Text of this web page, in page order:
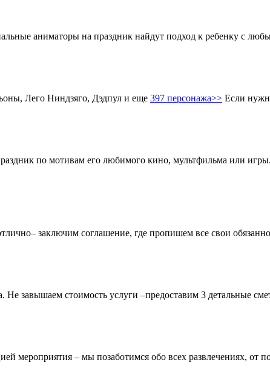
аниматоры на праздник найдут подход к ребенку с
Лего Ниндзяго, Дэдпул и еще 397 персонажа>> Если
по мотивам его любимого кино, мультфильма или
заключим соглашение, где пропишем все свои
Не завышаем стоимость услуги –предоставим 3 детальные
мероприятия – мы позаботимся обо всех развлечениях, от